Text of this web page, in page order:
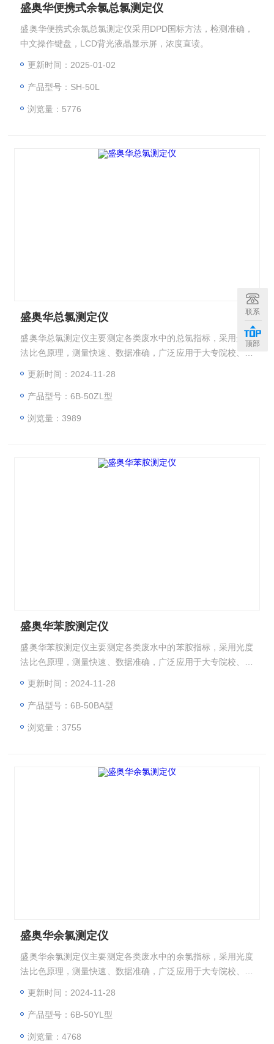
盛奥华便携式余氯总氯测定仪
盛奥华便携式余氯总氯测定仪采用DPD国标方法，检测准确，
中文操作键盘，LCD背光液晶显示屏，浓度直读。
更新时间：2025-01-02
产品型号：SH-50L
浏览量：5776
盛奥华总氯测定仪
盛奥华总氯测定仪主要测定各类废水中的总氯指标，采用光度
法比色原理，测量快速、数据准确，广泛应用于大专院校、科
更新时间：2024-11-28
产品型号：6B-50ZL型
浏览量：3989
盛奥华苯胺测定仪
盛奥华苯胺测定仪主要测定各类废水中的苯胺指标，采用光度
法比色原理，测量快速、数据准确，广泛应用于大专院校、科
更新时间：2024-11-28
产品型号：6B-50BA型
浏览量：3755
盛奥华余氯测定仪
盛奥华余氯测定仪主要测定各类废水中的余氯指标，采用光度
法比色原理，测量快速、数据准确，广泛应用于大专院校、科
更新时间：2024-11-28
产品型号：6B-50YL型
浏览量：4768
联系
顶部